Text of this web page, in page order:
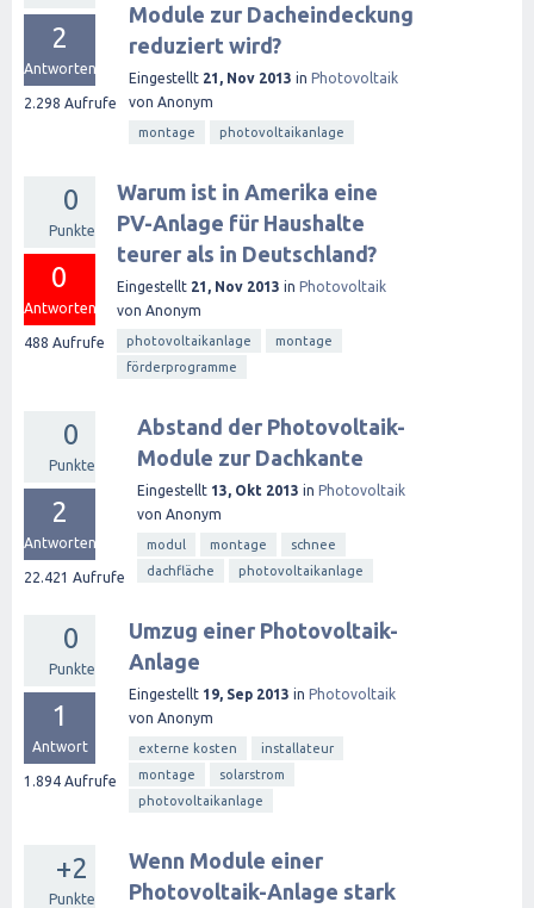
2
Antworten
2.298 Aufrufe
Module zur Dacheindeckung
reduziert wird?
Eingestellt 21, Nov 2013 in Photovoltaik
von Anonym
montage photovoltaikanlage
0
Punkte
0
Antworten
488 Aufrufe
Warum ist in Amerika eine
PV-Anlage für Haushalte
teurer als in Deutschland?
Eingestellt 21, Nov 2013 in Photovoltaik
von Anonym
photovoltaikanlage
montage
förderprogramme
0
Punkte
2
Antworten
22.421 Aufrufe
Abstand der Photovoltaik-
Module zur Dachkante
Eingestellt 13, Okt 2013 in Photovoltaik
von Anonym
modul montage
schnee
dachfläche
photovoltaikanlage
0
Punkte
1
Antwort
1.894 Aufrufe
Umzug einer Photovoltaik-
Anlage
Eingestellt 19, Sep 2013 in Photovoltaik
von Anonym
externe kosten
installateur
montage
solarstrom
photovoltaikanlage
+2
Punkte
Wenn Module einer
Photovoltaik-Anlage stark